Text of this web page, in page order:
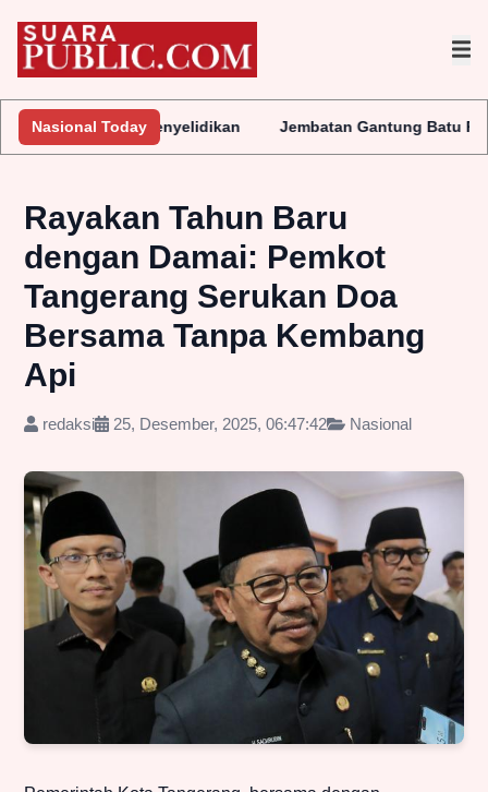
Nasional Today
Penyelidikan Jembatan Gantung Batu Pepe Rp10 Miliar
Rayakan Tahun Baru
dengan Damai: Pemkot
Tangerang Serukan Doa
Bersama Tanpa Kembang
Api
redaksi 25, Desember, 2025, 06:47:42 Nasional